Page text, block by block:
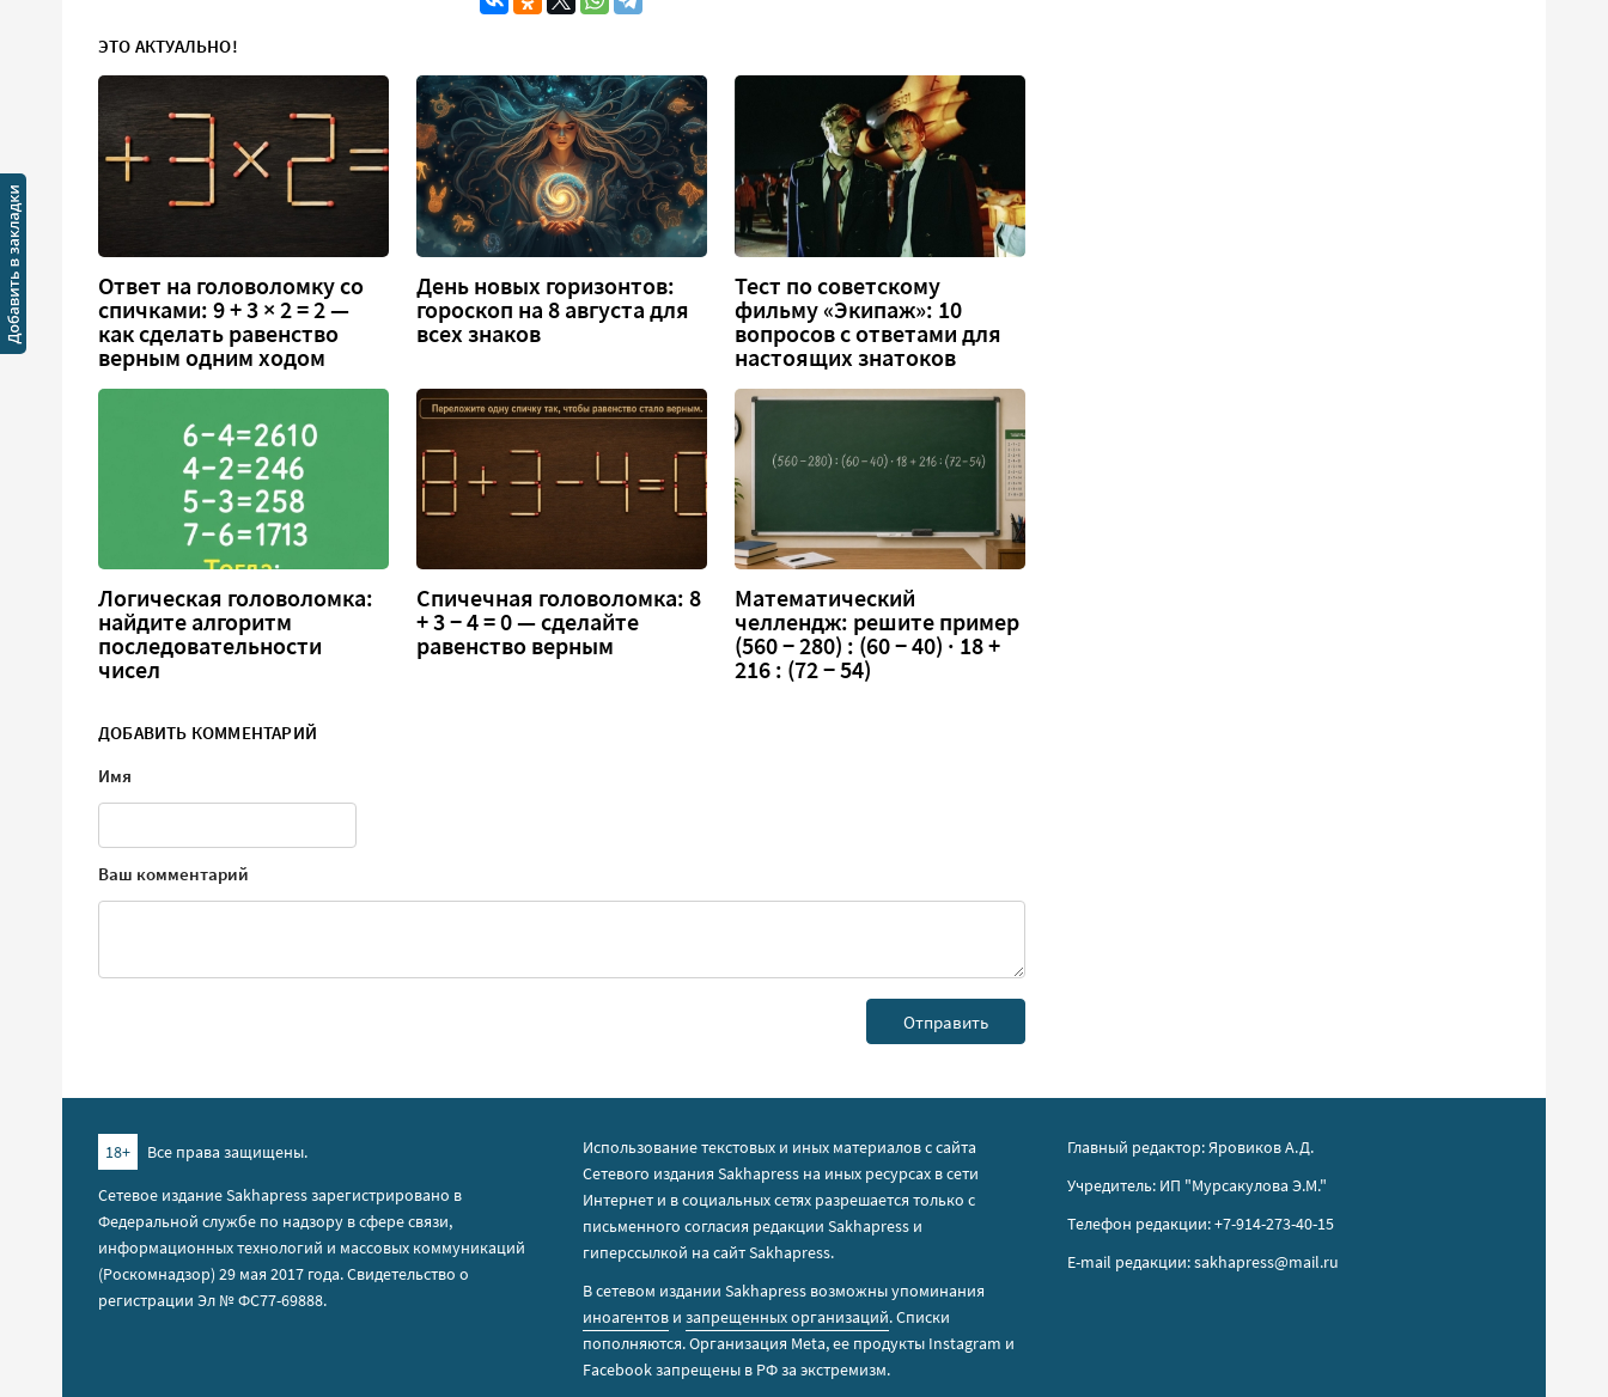
ЭТО АКТУАЛЬНО!
Ответ на головоломку со
спичками: 9 + 3 × 2 = 2 —
как сделать равенство
верным одним ходом
День новых горизонтов:
гороскоп на 8 августа для
всех знаков
Тест по советскому
фильму «Экипаж»: 10
вопросов с ответами для
настоящих знатоков
Логическая головоломка:
найдите алгоритм
последовательности
чисел
Спичечная головоломка: 8
+ 3 − 4 = 0 — сделайте
равенство верным
Математический
челлендж: решите пример
(560 − 280) : (60 − 40) · 18 +
216 : (72 − 54)
ДОБАВИТЬ КОММЕНТАРИЙ
Имя
Ваш комментарий
18+
Все права защищены.
Сетевое издание Sakhapress зарегистрировано в
Федеральной службе по надзору в сфере связи,
информационных технологий и массовых коммуникаций
(Роскомнадзор) 29 мая 2017 года. Свидетельство о
регистрации Эл № ФС77-69888.
Использование текстовых и иных материалов с сайта
Сетевого издания Sakhapress на иных ресурсах в сети
Интернет и в социальных сетях разрешается только с
письменного согласия редакции Sakhapress и
гиперссылкой на сайт Sakhapress.
В сетевом издании Sakhapress возможны упоминания
иноагентов изапрещенных организаций. Списки
пополняются. Организация Metа, ее продукты Instagram и
Facebook запрещены в РФ за экстремизм.
Главный редактор: Яровиков А.Д.
Учредитель: ИП "Мурсакулова Э.М."
Телефон редакции: +7-914-273-40-15
E-mail редакции: sakhapress@mail.ru